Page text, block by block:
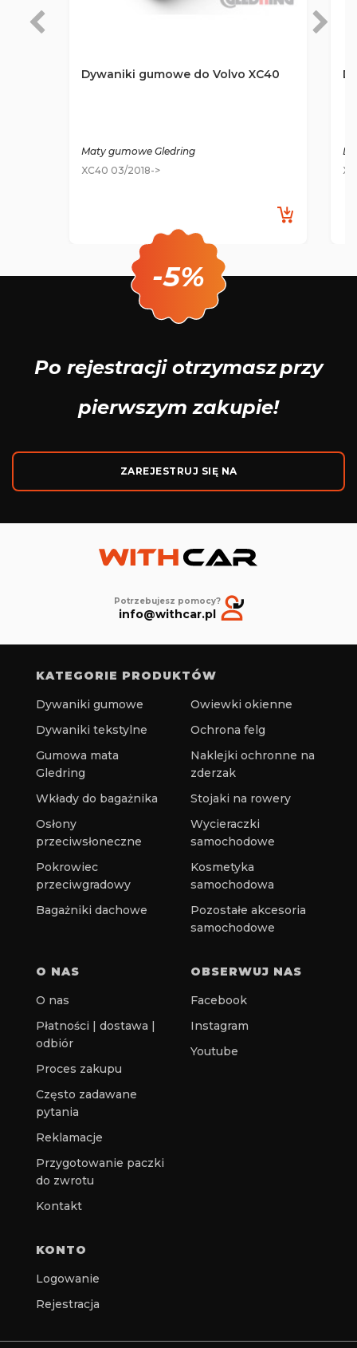
Dywaniki gumowe do Volvo XC40
Maty gumowe Gledring
XC40 03/2018->
-5%
Po rejestracji otrzymaszprzy
pierwszym zakupie!
ZAREJESTRUJ SIĘ NA
Potrzebujesz pomocy?
info@withcar.pl
KATEGORIE PRODUKTÓW
Dywaniki gumowe
Dywaniki tekstylne
Gumowa mata
Gledring
Wkłady do bagażnika
Osłony
przeciwsłoneczne
Pokrowiec
przeciwgradowy
Bagażniki dachowe
Owiewki okienne
Ochrona felg
Naklejki ochronne na
zderzak
Stojaki na rowery
Wycieraczki
samochodowe
Kosmetyka
samochodowa
Pozostałe akcesoria
samochodowe
O NAS
O nas
Płatności | dostawa |
odbiór
Proces zakupu
Często zadawane
pytania
Reklamacje
Przygotowanie paczki
do zwrotu
Kontakt
OBSERWUJ NAS
Facebook
Instagram
Youtube
KONTO
Logowanie
Rejestracja